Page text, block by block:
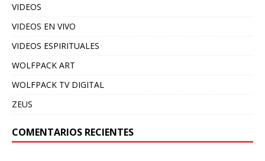
VIDEOS
VIDEOS EN VIVO
VIDEOS ESPIRITUALES
WOLFPACK ART
WOLFPACK TV DIGITAL
ZEUS
COMENTARIOS RECIENTES